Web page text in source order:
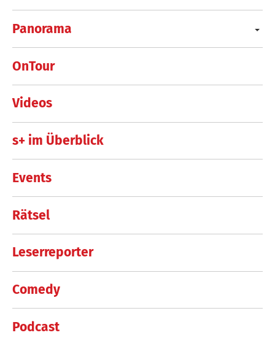
Panorama
OnTour
Videos
s+ im Überblick
Events
Rätsel
Leserreporter
Comedy
Podcast